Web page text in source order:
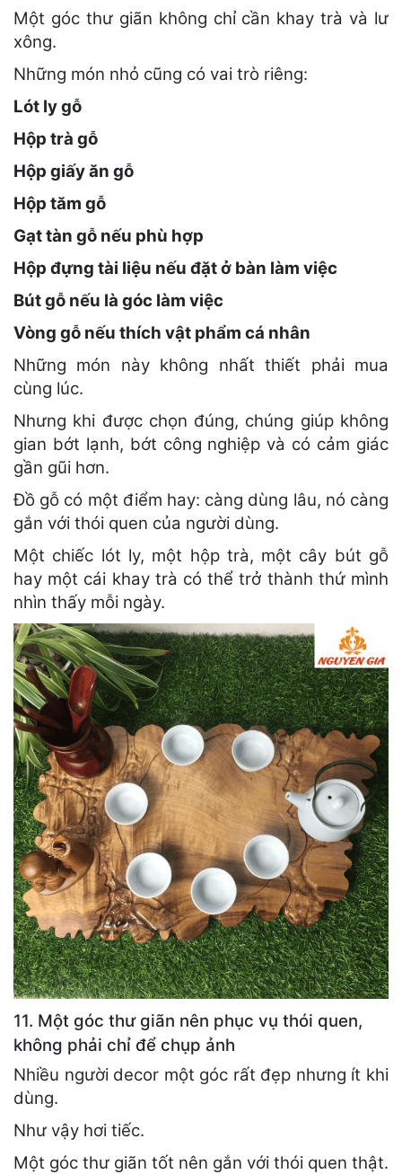
Một góc thư giãn không chỉ cần khay trà và lư
xông.
Những món nhỏ cũng có vai trò riêng:
Lót ly gỗ
Hộp trà gỗ
Hộp giấy ăn gỗ
Hộp tăm gỗ
Gạt tàn gỗ nếu phù hợp
Hộp đựng tài liệu nếu đặt ở bàn làm việc
Bút gỗ nếu là góc làm việc
Vòng gỗ nếu thích vật phẩm cá nhân
Những món này không nhất thiết phải mua
cùng lúc.
Nhưng khi được chọn đúng, chúng giúp không
gian bớt lạnh, bớt công nghiệp và có cảm giác
gần gũi hơn.
Đồ gỗ có một điểm hay: càng dùng lâu, nó càng
gắn với thói quen của người dùng.
Một chiếc lót ly, một hộp trà, một cây bút gỗ
hay một cái khay trà có thể trở thành thứ mình
nhìn thấy mỗi ngày.
11. Một góc thư giãn nên phục vụ thói quen,
không phải chỉ để chụp ảnh
Nhiều người decor một góc rất đẹp nhưng ít khi
dùng.
Như vậy hơi tiếc.
Một góc thư giãn tốt nên gắn với thói quen thật.